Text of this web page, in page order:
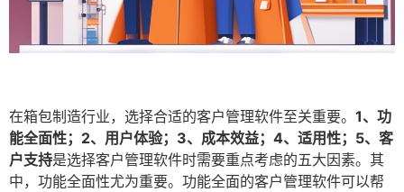
在箱包制造行业，选择合适的客户管理软件至关重要。 1、功
能全面性；2、用户体验；3、成本效益；4、适用性；5、客
户支持是选择客户管理软件时需要重点考虑的五大因素。其
中，功能全面性尤为重要。功能全面的客户管理软件可以帮